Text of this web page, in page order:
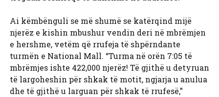
Ai këmbënguli se më shumë se katërqind mijë
njerëz e kishin mbushur vendin deri në mbrëmjen
e hershme, vetëm që rrufeja të shpërndante
turmën e National Mall. “Turma në orën 7:05 të
mbrëmjes ishte 422,000 njerëz! Të gjithë u detyruan
të largoheshin për shkak të motit, ngjarja u anulua
dhe të gjithë u larguan për shkak të rrufesë,”